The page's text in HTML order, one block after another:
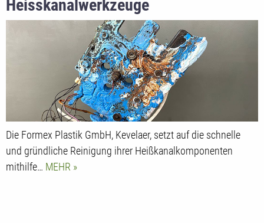
Heisskanalwerkzeuge
Die Formex Plastik GmbH, Kevelaer, setzt auf die schnelle
und gründliche Reinigung ihrer Heißkanalkomponenten
mithilfe… MEHR